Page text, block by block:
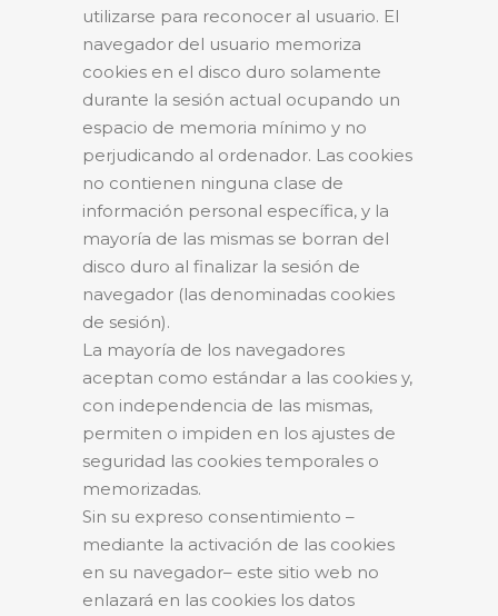
utilizarse para reconocer al usuario. El
navegador del usuario memoriza
cookies en el disco duro solamente
durante la sesión actual ocupando un
espacio de memoria mínimo y no
perjudicando al ordenador. Las cookies
no contienen ninguna clase de
información personal específica, y la
mayoría de las mismas se borran del
disco duro al finalizar la sesión de
navegador (las denominadas cookies
de sesión).
La mayoría de los navegadores
aceptan como estándar a las cookies y,
con independencia de las mismas,
permiten o impiden en los ajustes de
seguridad las cookies temporales o
memorizadas.
Sin su expreso consentimiento –
mediante la activación de las cookies
en su navegador– este sitio web no
enlazará en las cookies los datos